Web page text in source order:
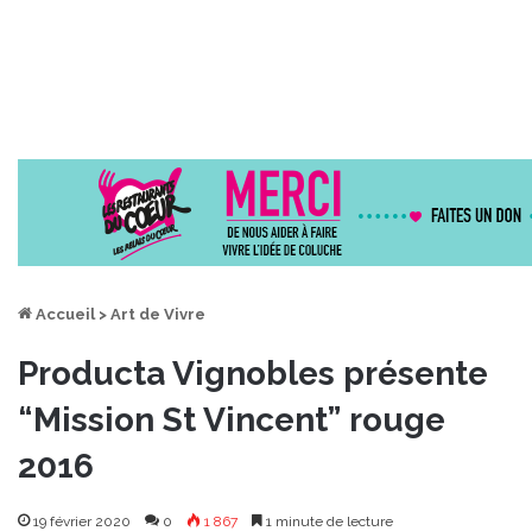
Accueil > Art de Vivre
Producta Vignobles présente
“Mission St Vincent” rouge
2016
19 février 2020 0 1 867 1 minute de lecture